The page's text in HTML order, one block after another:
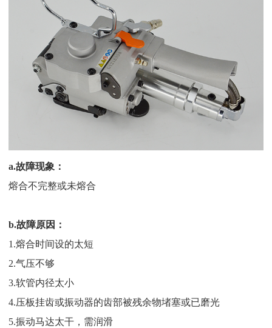
a.故障现象：
熔合不完整或未熔合
b.故障原因：
1.熔合时间设的太短
2.气压不够
3.软管内径太小
4.压板挂齿或振动器的齿部被残余物堵塞或已磨光
5.振动马达太干，需润滑